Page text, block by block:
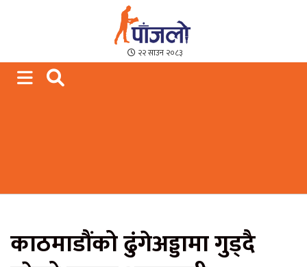
Paajalo News
We are from Far West Nepal
२२ साउन २०८३
काठमाडौंको ढुंगेअड्डामा गुड्दै